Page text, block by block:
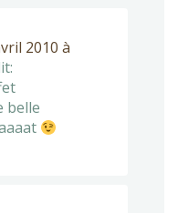
2010 à
belle